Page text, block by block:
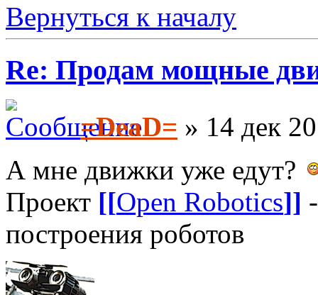
Вернуться к началу
Re: Продам мощные
=DeaD= » 14 дек
А мне движки уже едут?
Проект [[Open Robotics]]
построения роботов